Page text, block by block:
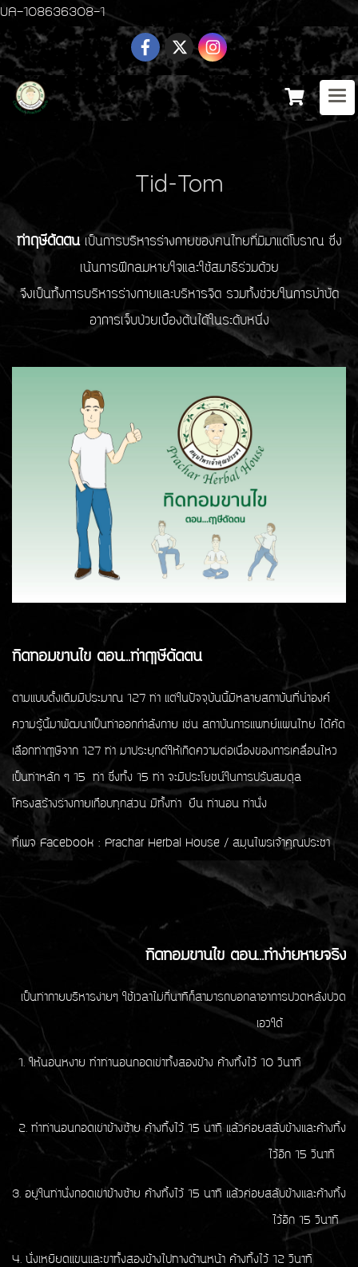
UA-108636308-1
Tid-Tom
ท่าฤษีดัดตน เป็นการบริหารร่างกายของคนไทยที่มีมาแต่โบราณ ซึ่ง
เน้นการฝึกลมหายใจและใช้สมาธิร่วมด้วย
จึงเป็นทั้งการบริหารร่างกายและบริหารจิต รวมทั้งช่วยในการบำบัด
อาการเจ็บป่วยเบื้องต้นได้ในระดับหนึ่ง
ทิดทอมขานไข ตอน...ท่าฤาษีดัดตน
ตามแบบดั้งเดิมมีประมาณ 127 ท่า แต่ในปัจจุบันนี้มีหลายสถาบันที่นำองค์
ความรู้นี้มาพัฒนาเป็นท่าออกกำลังกาย เช่น สถาบันการแพทย์แผนไทย ได้คัด
เลือกท่าฤาษีจาก 127 ท่า มาประยุกต์ให้เกิดความต่อเนื่องของการเคลื่อนไหว
เป็นท่าหลัก ๆ 15 ท่า ซึ่งทั้ง 15 ท่า จะมีประโยชน์ในการปรับสมดุล
โครงสร้างร่างกายเกือบทุกส่วน มีทั้งท่า ยืน ท่านอน ท่านั่ง
ที่เพจ Facebook : Prachar Herbal House / สมุนไพรเจ้าคุณประชา
ทิดทอมขานไข ตอน...ทำง่ายหายจริง
เป็นท่ากายบริหารง่ายๆ ใช้เวลาไม่กี่นาทีก็สามารถบอกลาอาการปวดหลังปวด
เอวใด้
1. ให้นอนหงาย ทำท่านอนกอดเข่าทั้งสองข้าง ค้างทิ้งไว้ 10 วินาที
2. ทำท่านอนกอดเข่าข้างซ้าย ค้างทิ้งไว้ 15 นาที แล้วค่อยสลับข้างและค้างทิ้ง
ไว้อีก 15 วินาที
3. อยู่ในท่านั่งกอดเข่าข้างซ้าย ค้างทิ้งไว้ 15 นาที แล้วค่อยสลับข้างและค้างทิ้ง
ไว้อีก 15 วินาที
4. นั่งเหยียดแขนและขาทั้งสองข้างไปทางด้านหน้า ค้างทิ้งไว้ 12 วินาที